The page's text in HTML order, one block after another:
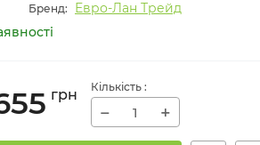
Бренд:
Евро-Лан Трейд
грн Кількість :
− +